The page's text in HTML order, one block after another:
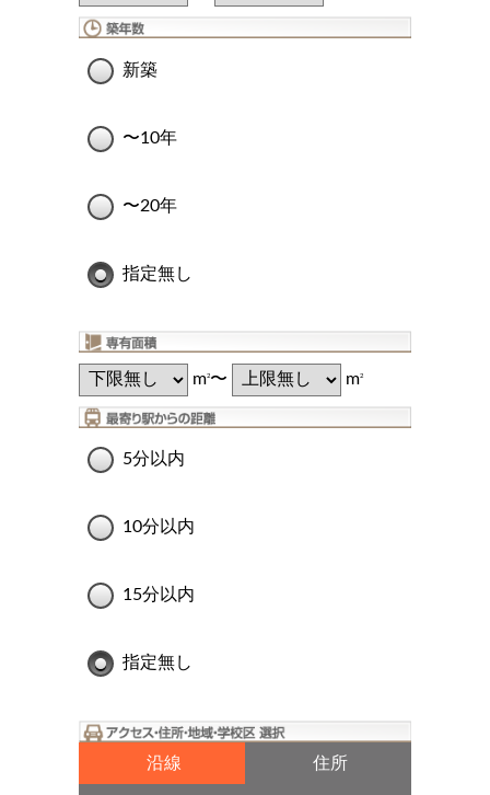
新築
〜10年
〜20年
指定無し
m2〜 m2
5分以内
10分以内
15分以内
指定無し
沿線 住所